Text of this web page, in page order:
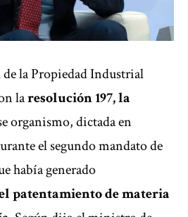
la Propiedad Industrial
laresolución 197, la
organismo, dictada en
el segundo mandato de
había generado
patentamiento de materia